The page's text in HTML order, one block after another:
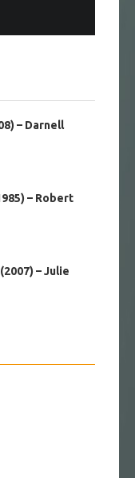
– Darnell
– Robert
– Julie